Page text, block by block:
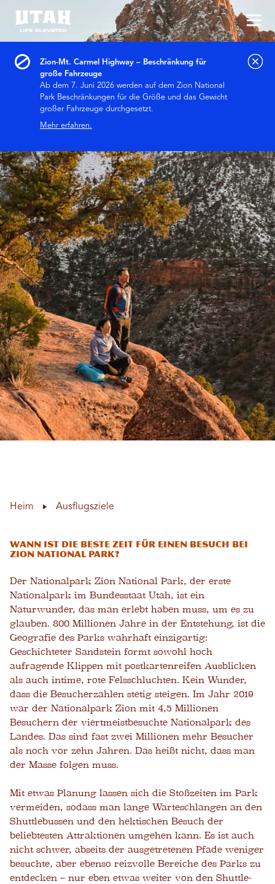
Zion-Mt. Carmel Highway – Beschränkung für
große Fahrzeuge
Ab dem 7. Juni 2026 werden auf dem Zion National
Park Beschränkungen für die Größe und das Gewicht
großer Fahrzeuge durchgesetzt.
Mehr erfahren.
Heim Ausflugsziele
Wann ist die beste Zeit für einen Besuch bei
Zion National Park?
Der Nationalpark Zion National Park, der erste
Nationalpark im Bundesstaat Utah, ist ein
Naturwunder, das man erlebt haben muss, um es zu
glauben. 800 Millionen Jahre in der Entstehung, ist die
Geografie des Parks wahrhaft einzigartig:
Geschichteter Sandstein formt sowohl hoch
aufragende Klippen mit postkartenreifen Ausblicken
als auch intime, rote Felsschluchten. Kein Wunder,
dass die Besucherzahlen stetig steigen. Im Jahr 2019
war der Nationalpark Zion mit 4,5 Millionen
Besuchern der viertmeistbesuchte Nationalpark des
Landes. Das sind fast zwei Millionen mehr Besucher
als noch vor zehn Jahren. Das heißt nicht, dass man
der Masse folgen muss.
Mit etwas Planung lassen sich die Stoßzeiten im Park
vermeiden, sodass man lange Warteschlangen an den
Shuttlebussen und den hektischen Besuch der
beliebtesten Attraktionen umgehen kann. Es ist auch
nicht schwer, abseits der ausgetretenen Pfade weniger
besuchte, aber ebenso reizvolle Bereiche des Parks zu
entdecken – nur eben etwas weiter von den Shuttle-